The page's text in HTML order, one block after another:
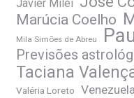
Javier Milei
Marúcia Coelho
Mila Simões de Abreu
Previsões
Taciana
Valéria Loreto Venezuela